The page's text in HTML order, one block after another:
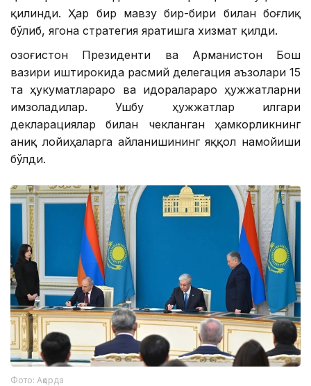
қилинди. Ҳар бир мавзу бир-бири билан боғлиқ
бўлиб, ягона стратегия яратишга хизмат қилди.
Қозоғистон Президенти ва Арманистон Бош
вазири иштирокида расмий делегация аъзолари 15
та ҳукуматлараро ва идоралараро ҳужжатларни
имзоладилар. Ушбу ҳужжатлар илгари
декларациялар билан чекланган ҳамкорликнинг
аниқ лойиҳаларга айланишининг яққол намойиши
бўлди.
Фото: Ақорда